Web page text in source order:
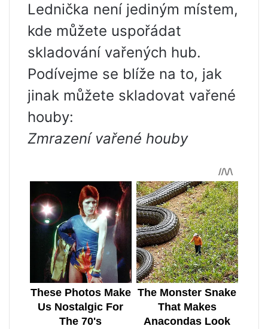
Lednička není jediným místem,
kde můžete uspořádat
skladování vařených hub.
Podívejme se blíže na to, jak
jinak můžete skladovat vařené
houby:
Zmrazení vařené houby